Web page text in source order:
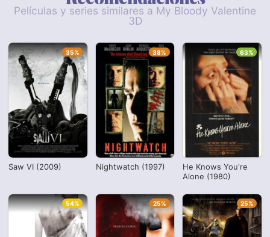
Películas y series similares a My Bloody Valentine
3D
Saw VI (2009)
35%
Nightwatch (1997)
38%
He Knows You're
Alone (1980)
63%
54% 25% 25%